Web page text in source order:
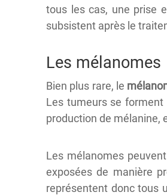
tous les cas, une prise
subsistent après le
Les mélanomes
Bien plus rare, le
Les tumeurs se forment
production de mélanine,
Les mélanomes
exposées de manière
représentent donc tous